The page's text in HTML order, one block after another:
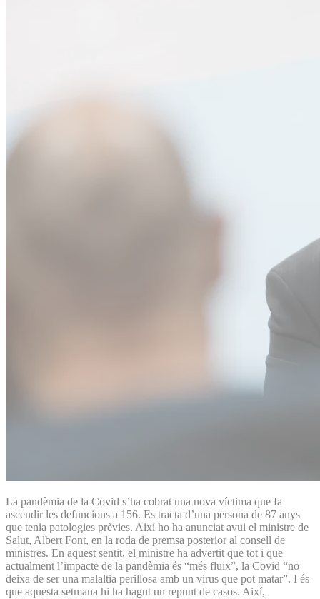
La pandèmia de la Covid s’ha cobrat una nova víctima que fa
ascendir les defuncions a 156. Es tracta d’una persona de 87 anys
que tenia patologies prèvies. Així ho ha anunciat avui el ministre de
Salut, Albert Font, en la roda de premsa posterior al consell de
ministres. En aquest sentit, el ministre ha advertit que tot i que
actualment l’impacte de la pandèmia és “més fluix”, la Covid “no
deixa de ser una malaltia perillosa amb un virus que pot matar”. I és
que aquesta setmana hi ha hagut un repunt de casos. Així,